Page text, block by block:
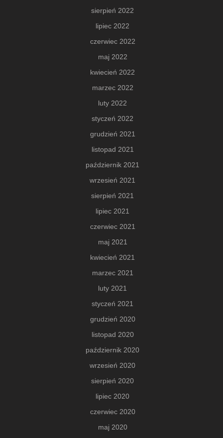
sierpień 2022
lipiec 2022
czerwiec 2022
maj 2022
kwiecień 2022
marzec 2022
luty 2022
styczeń 2022
grudzień 2021
listopad 2021
październik 2021
wrzesień 2021
sierpień 2021
lipiec 2021
czerwiec 2021
maj 2021
kwiecień 2021
marzec 2021
luty 2021
styczeń 2021
grudzień 2020
listopad 2020
październik 2020
wrzesień 2020
sierpień 2020
lipiec 2020
czerwiec 2020
maj 2020